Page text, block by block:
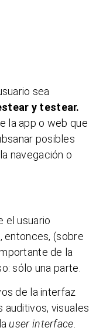
sea
y testear.
la app o web que
posibles
navegación o
el usuario
entonces, (sobre
de la
sólo una parte.
de la interfaz
auditivos, visuales
user interface.